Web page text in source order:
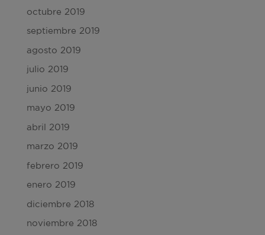
octubre 2019
septiembre 2019
agosto 2019
julio 2019
junio 2019
mayo 2019
abril 2019
marzo 2019
febrero 2019
enero 2019
diciembre 2018
noviembre 2018